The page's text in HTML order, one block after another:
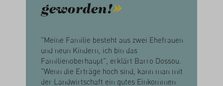
geworden!
"Meine Familie besteht aus zwei Ehefrauen
und neun Kindern, ich bin das
Familienoberhaupt", erklärt Barro Dossou.
"Wenn die Erträge hoch sind, kann man mit
der Landwirtschaft ein gutes Einkommen